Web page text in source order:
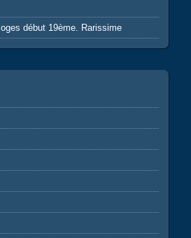
début 19ème. Rarissime